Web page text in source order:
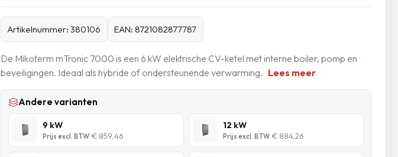
Artikelnummer: 380106 EAN: 8721082877787
De Mikoterm mTronic 7000 is een 6 kW elektrische CV-ketel met interne boiler, pomp en
beveiligingen. Ideaal als hybride of ondersteunende verwarming. Lees meer
Andere varianten
9 kW
Prijs excl. BTW € 859,46
12 kW
Prijs excl. BTW € 884,26